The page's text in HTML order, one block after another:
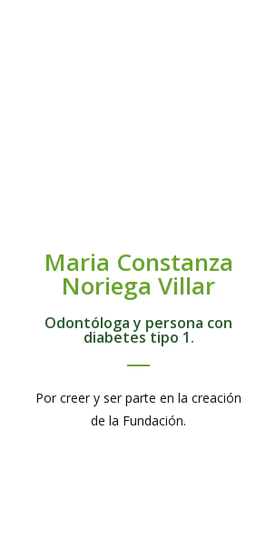
Maria Constanza
Noriega Villar
Odontóloga y persona con
diabetes tipo 1.
Por creer y ser parte en la creación
de la Fundación.